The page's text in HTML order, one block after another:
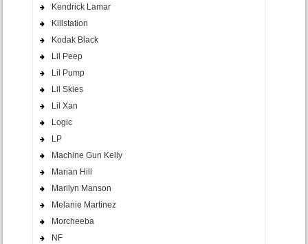
Kendrick Lamar
Killstation
Kodak Black
Lil Peep
Lil Pump
Lil Skies
Lil Xan
Logic
LP
Machine Gun Kelly
Marian Hill
Marilyn Manson
Melanie Martinez
Morcheeba
NF